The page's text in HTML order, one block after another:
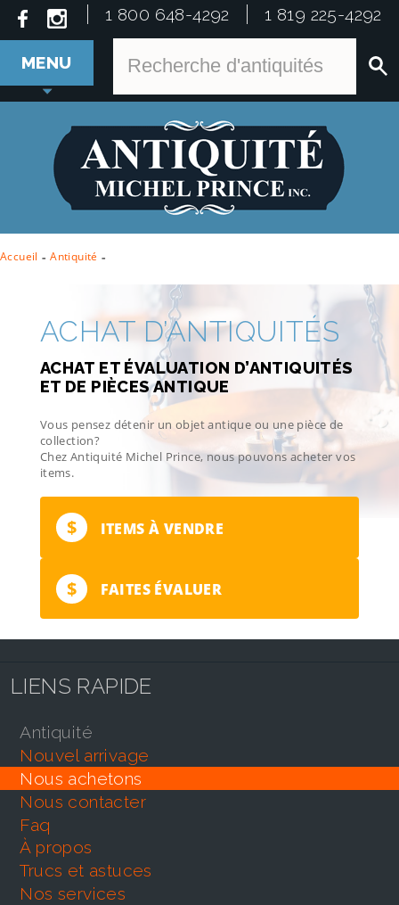
1 800 648-4292 1 819 225-4292
MENU
Accueil - Antiquité -
ACHAT D’ANTIQUITÉS
ACHAT ET ÉVALUATION D’ANTIQUITÉS
ET DE PIÈCES ANTIQUE
Vous pensez détenir un objet antique ou une pièce de
collection?
Chez Antiquité Michel Prince, nous pouvons acheter vos
items.
$ ITEMS À VENDRE
$ FAITES ÉVALUER
LIENS RAPIDE
antiquité
nouvel arrivage
nous achetons
nous contacter
faq
À propos
trucs et astuces
nos services